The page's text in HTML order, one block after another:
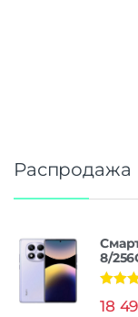
Распродажа
8/
из 5
18